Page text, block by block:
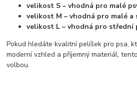
velikost S – vhodná pro malé
velikost M – vhodná pro malé a
velikost L – vhodná pro střední
Pokud hledáte kvalitní pelíšek pro psa,
moderní vzhled a příjemný materiál,
volbou.